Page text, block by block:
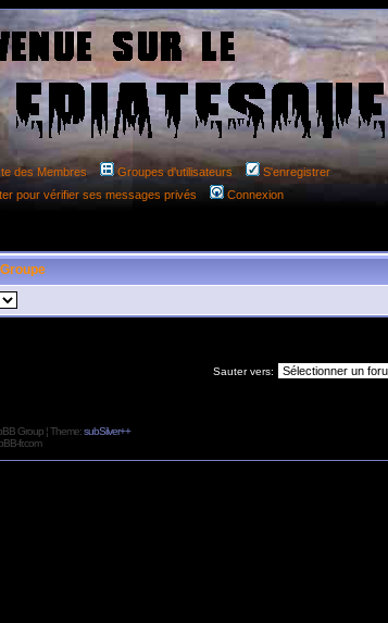
des Membres Groupes d'utilisateurs
S'enregistrer
pour vérifier ses messages privés Connexion
Sauter vers:
Group ¦ Theme:subSilver++
fr.com